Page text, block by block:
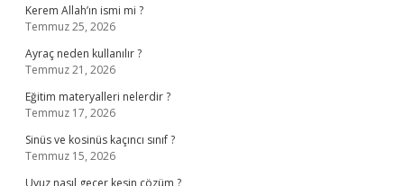
Kerem Allah’ın ismi mi ?
Temmuz 25, 2026
Ayraç neden kullanılır ?
Temmuz 21, 2026
Eğitim materyalleri nelerdir ?
Temmuz 17, 2026
Sinüs ve kosinüs kaçıncı sınıf ?
Temmuz 15, 2026
Uyuz nasıl geçer kesin çözüm ?